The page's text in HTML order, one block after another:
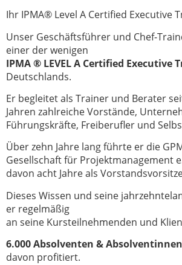
Ihr IPMA® Level A Certified Executive
Unser Geschäftsführer und Chef-
einer der wenigen
IPMA ® LEVEL A Certified Executive
Deutschlands.
Er begleitet als Trainer und Berater
Jahren zahlreiche Vorstände,
Führungskräfte, Freiberufler und
Über zehn Jahre lang führte er die
Gesellschaft für Projektmanagement
davon acht Jahre als
Dieses Wissen und seine
er regelmäßig
an seine Kursteilnehmenden und
6.000 Absolventen & Absolventinnen
davon profitiert.